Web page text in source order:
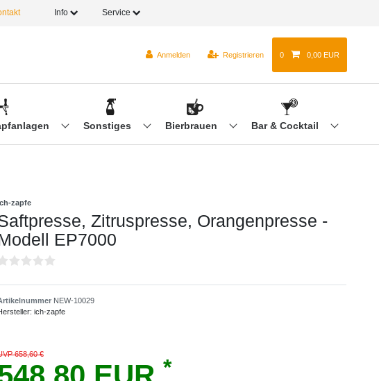
Info Service
Anmelden Registrieren 0 0,00 EUR
Sonstiges Bierbrauen Bar & Cocktail
Ich-zapfe
Zitruspresse, Orangenpresse -
EP7000
NEW-10029
ich-zapfe
658,60 €
*